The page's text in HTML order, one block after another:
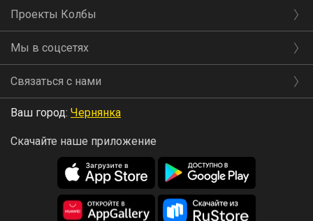
Проекты Колбы
Мы в соцсетях
Связаться с нами
Ваш город: Чернянка
Скачайте наше приложение